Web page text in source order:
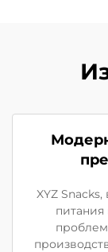
XYZ
питания